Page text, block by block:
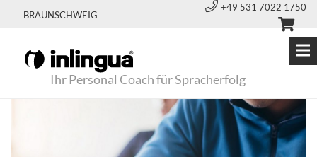
BRAUNSCHWEIG
+49 531 7022 1750
Ihr Personal Coach für Spracherfolg